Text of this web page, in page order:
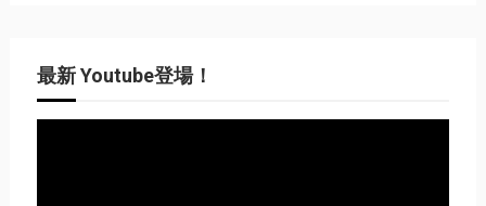
最新 Youtube登場！